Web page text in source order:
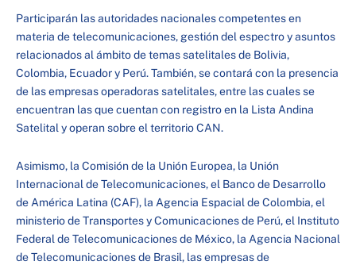
Participarán las autoridades nacionales competentes en
materia de telecomunicaciones, gestión del espectro y asuntos
relacionados al ámbito de temas satelitales de Bolivia,
Colombia, Ecuador y Perú. También, se contará con la presencia
de las empresas operadoras satelitales, entre las cuales se
encuentran las que cuentan con registro en la Lista Andina
Satelital y operan sobre el territorio CAN.
Asimismo, la Comisión de la Unión Europea, la Unión
Internacional de Telecomunicaciones, el Banco de Desarrollo
de América Latina (CAF), la Agencia Espacial de Colombia, el
ministerio de Transportes y Comunicaciones de Perú, el Instituto
Federal de Telecomunicaciones de México, la Agencia Nacional
de Telecomunicaciones de Brasil, las empresas de